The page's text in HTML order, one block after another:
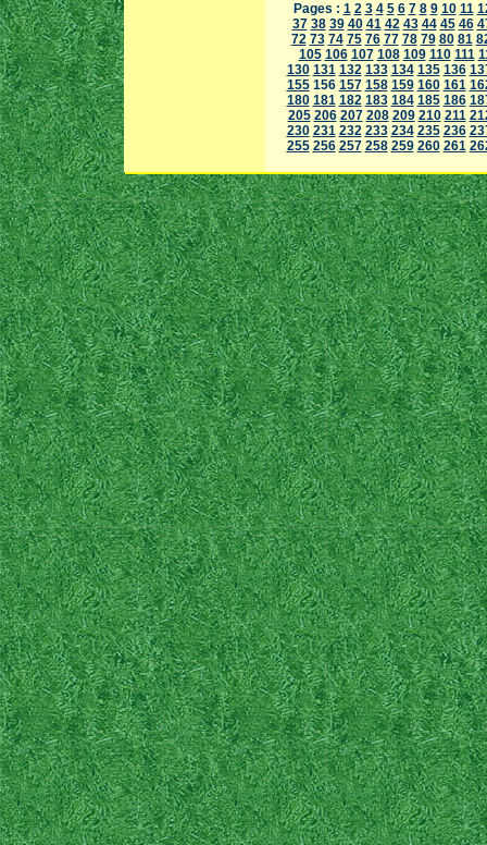
Pages : 1 2 3 4 5 6 7 8 9 10 11
37 38 39 40 41 42 43 44 45 46
72 73 74 75 76 77 78 79 80 81
105 106 107 108 109 110 111
130 131 132 133 134 135 136
155156 157 158 159 160 161
180 181 182 183 184 185 186
205 206 207 208 209 210 211
230 231 232 233 234 235 236
255 256 257 258 259 260 261